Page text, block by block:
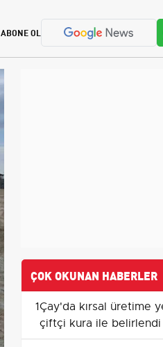
ABONE OL
ÇOK OKUNAN HABERLER
1Çay'da kırsal üretime
çiftçi kura ile belirlendi